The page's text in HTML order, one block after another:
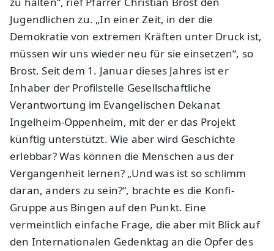
Jugendlichen zu. „In einer Zeit, in der die
Demokratie von extremen Kräften unter Druck ist,
müssen wir uns wieder neu für sie einsetzen“, so
Brost. Seit dem 1. Januar dieses Jahres ist er
Inhaber der Profilstelle Gesellschaftliche
Verantwortung im Evangelischen Dekanat
Ingelheim-Oppenheim, mit der er das Projekt
künftig unterstützt. Wie aber wird Geschichte
erlebbar? Was können die Menschen aus der
Vergangenheit lernen? „Und was ist so schlimm
daran, anders zu sein?“, brachte es die Konfi-
Gruppe aus Bingen auf den Punkt. Eine
vermeintlich einfache Frage, die aber mit Blick auf
den Internationalen Gedenktag an die Opfer des